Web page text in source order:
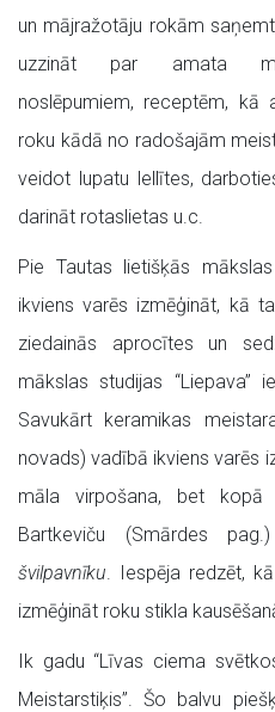
un mājražotāju rokām
uzzināt par amata
noslēpumiem, receptēm, kā
roku kādā no radošajām
veidot lupatu lellītes,
darināt rotaslietas u.c.
Pie Tautas lietišķās
ikviens varēs izmēģināt, kā
ziedainās aprocītes un
mākslas studijas “Liepava”
Savukārt keramikas
novads) vadībā ikviens varēs
māla virpošana, bet
Bartkeviču (Smārdes
švilpavnīku . Iespēja redzēt,
izmēģināt roku stikla
Ik gadu “Līvas ciema
Meistarstiķis”. Šo balvu